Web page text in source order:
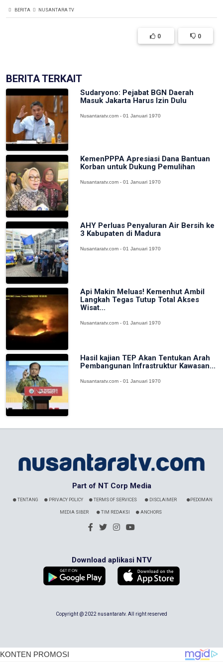
BERITA NUSANTARA TV
0 0
BERITA TERKAIT
Sudaryono: Pejabat BGN Daerah
Masuk Jakarta Harus Izin Dulu
Nusantaratv.com - 01 Januari 1970
KemenPPPA Apresiasi Dana Bantuan
Korban untuk Dukung Pemulihan
Nusantaratv.com - 01 Januari 1970
AHY Perluas Penyaluran Air Bersih ke
3 Kabupaten di Madura
Nusantaratv.com - 01 Januari 1970
Api Makin Meluas! Kemenhut Ambil
Langkah Tegas Tutup Total Akses
Wisat...
Nusantaratv.com - 01 Januari 1970
Hasil kajian TEP Akan Tentukan Arah
Pembangunan Infrastruktur Kawasan...
Nusantaratv.com - 01 Januari 1970
Part of NT Corp Media
TENTANG PRIVACY POLICY TERMS OF SERVICES DISCLAIMER PEDOMAN
MEDIA SIBER TIM REDAKSI ANCHORS
Download aplikasi NTV
Copyright @ 2022 nusantaratv. All right reserved